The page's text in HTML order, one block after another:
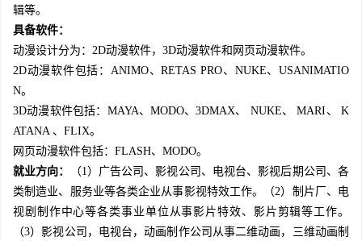
辑等。
具备软件：
动漫设计分为：2D动漫软件，3D动漫软件和网页动漫软件。
2D动漫软件包括：ANIMO、RETAS PRO、NUKE、USANIMATIO
N。
3D动漫软件包括：MAYA、MODO、3DMAX、 NUKE、 MARI、 K
ATANA 、FLIX。
网页动漫软件包括：FLASH、MODO。
就业方向：
（1）广告公司、影视公司、电视台、影视后期公司、各
类制造业、服务业等各类企业从事影视特效工作。（2）制片厂、电
视剧制作中心等各类事业单位从事影片特效、影片剪辑等工作。
（3）影视公司，电视台，动画制作公司从事二维动画，三维动画制